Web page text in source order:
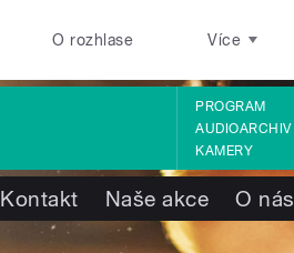
O rozhlase Více
PROGRAM
AUDIOARCHIV
KAMERY
Kontakt Naše akce O nás